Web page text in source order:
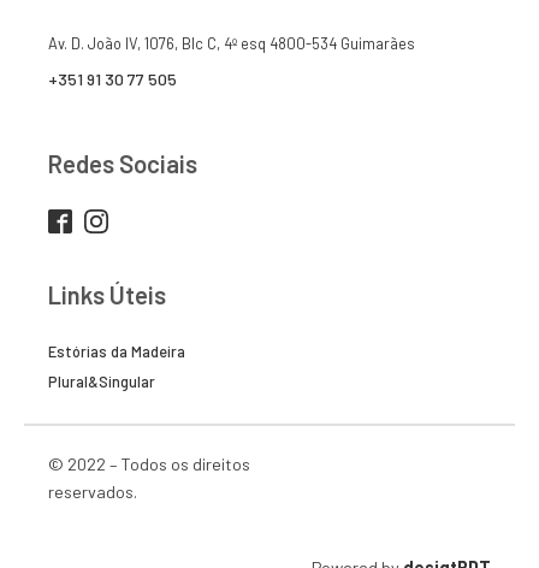
Av. D. João IV, 1076, Blc C, 4º esq 4800-534 Guimarães
+351 91 30 77 505
Redes Sociais
Links Úteis
Estórias da Madeira
Plural&Singular
© 2022 – Todos os direitos
reservados.